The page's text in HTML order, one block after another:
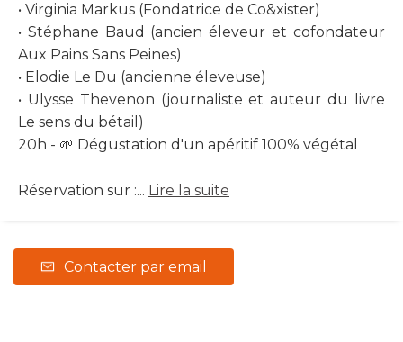
• Virginia Markus (Fondatrice de Co&xister)
• Stéphane Baud (ancien éleveur et cofondateur
Aux Pains Sans Peines)
• Elodie Le Du (ancienne éleveuse)
• Ulysse Thevenon (journaliste et auteur du livre
Le sens du bétail)
20h - 🌱 Dégustation d'un apéritif 100% végétal
Réservation sur :... Lire la suite
Contacter par email